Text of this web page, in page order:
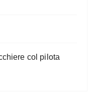
col pilota